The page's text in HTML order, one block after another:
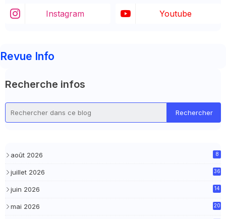
Instagram Youtube
Revue Info
Recherche infos
août 2026 8
juillet 2026 36
juin 2026 14
mai 2026 20